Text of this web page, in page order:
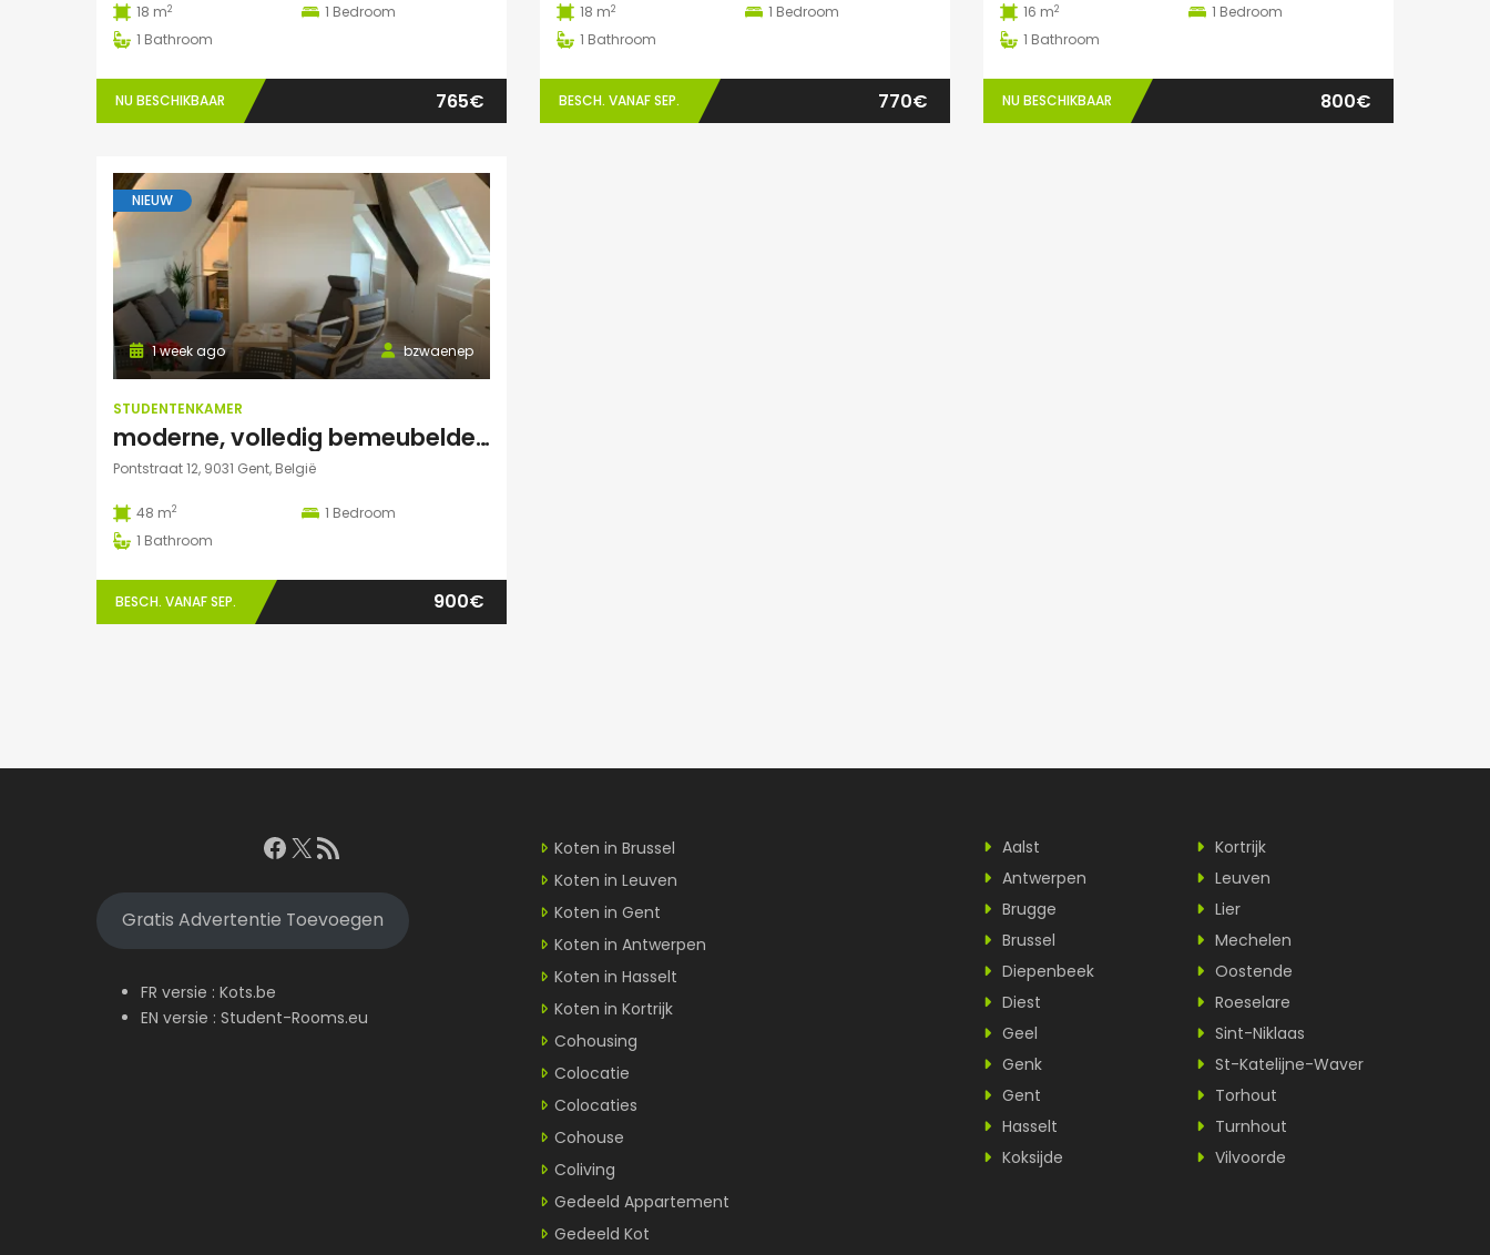
18 m2 1 Bedroom
1 Bathroom
NU BESCHIKBAAR 765€
18 m2 1 Bedroom
1 Bathroom
BESCH. VANAF SEP. 770€
16 m2 1 Bedroom
1 Bathroom
NU BESCHIKBAAR 800€
NIEUW
bzwaenep
1 week ago
STUDENTENKAMER
moderne, volledig bemeubelde loft
Pontstraat 12, 9031 Gent, België
48 m2 1 Bedroom
1 Bathroom
BESCH. VANAF SEP. 900€
Facebook
X RSS feed
Gratis Advertentie Toevoegen
FR versie : Kots.be
EN versie : Student-Rooms.eu
Koten in Brussel
Koten in Leuven
Koten in Gent
Koten in Antwerpen
Koten in Hasselt
Koten in Kortrijk
Cohousing
Colocatie
Colocaties
Cohouse
Coliving
Gedeeld Appartement
Gedeeld Kot
Aalst
Antwerpen
Brugge
Brussel
Diepenbeek
Diest
Geel
Genk
Gent
Hasselt
Koksijde
Kortrijk
Leuven
Lier
Mechelen
Oostende
Roeselare
Sint-Niklaas
St-Katelijne-Waver
Torhout
Turnhout
Vilvoorde